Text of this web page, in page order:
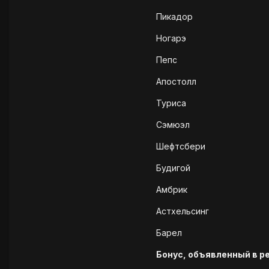
Пикадор
Ногарэ
Пепс
Апостолл
Туриса
Сэмюэл
Шефтсбери
Будигой
Амбрик
Астхельсинг
Барел
Бонус, объявленный в